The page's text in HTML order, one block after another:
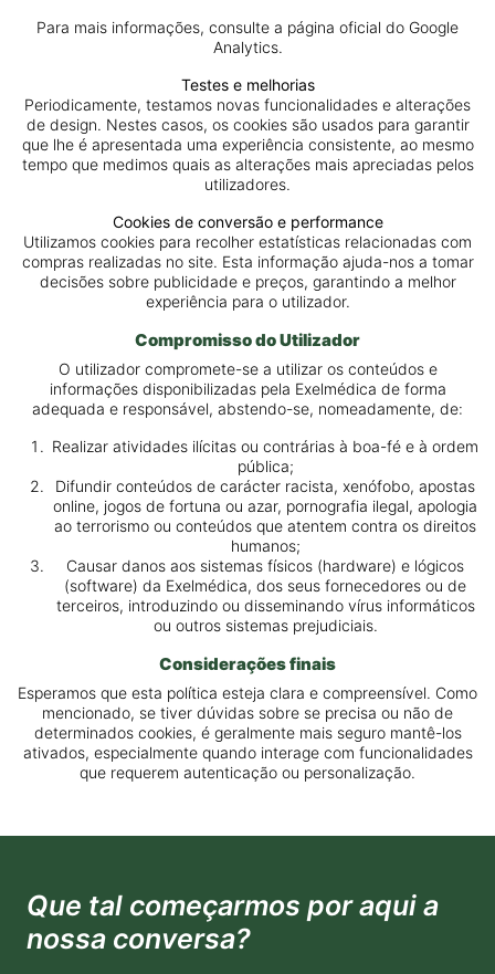
Para mais informações, consulte a página oficial do Google
Analytics.
Testes e melhorias
Periodicamente, testamos novas funcionalidades e alterações
de design. Nestes casos, os cookies são usados para garantir
que lhe é apresentada uma experiência consistente, ao mesmo
tempo que medimos quais as alterações mais apreciadas pelos
utilizadores.
Cookies de conversão e performance
Utilizamos cookies para recolher estatísticas relacionadas com
compras realizadas no site. Esta informação ajuda-nos a tomar
decisões sobre publicidade e preços, garantindo a melhor
experiência para o utilizador.
Compromisso do Utilizador
O utilizador compromete-se a utilizar os conteúdos e
informações disponibilizadas pela Exelmédica de forma
adequada e responsável, abstendo-se, nomeadamente, de:
Realizar atividades ilícitas ou contrárias à boa-fé e à ordem
pública;
Difundir conteúdos de carácter racista, xenófobo, apostas
online, jogos de fortuna ou azar, pornografia ilegal, apologia
ao terrorismo ou conteúdos que atentem contra os direitos
humanos;
Causar danos aos sistemas físicos (hardware) e lógicos
(software) da Exelmédica, dos seus fornecedores ou de
terceiros, introduzindo ou disseminando vírus informáticos
ou outros sistemas prejudiciais.
Considerações finais
Esperamos que esta política esteja clara e compreensível. Como
mencionado, se tiver dúvidas sobre se precisa ou não de
determinados cookies, é geralmente mais seguro mantê-los
ativados, especialmente quando interage com funcionalidades
que requerem autenticação ou personalização.
Que tal começarmos por aqui a
nossa conversa?